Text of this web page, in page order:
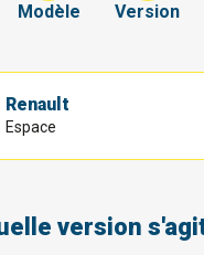
Modèle Version
Renault
Espace
version